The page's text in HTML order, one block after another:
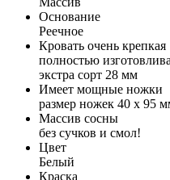
Основание
Реечное
Кровать очень крепкая
полностью
экстра сорт 28 мм
Имеет мощные ножки
размер ножек 40 х 95
Массив сосны
без сучков и смол!
Цвет
Белый
Краска